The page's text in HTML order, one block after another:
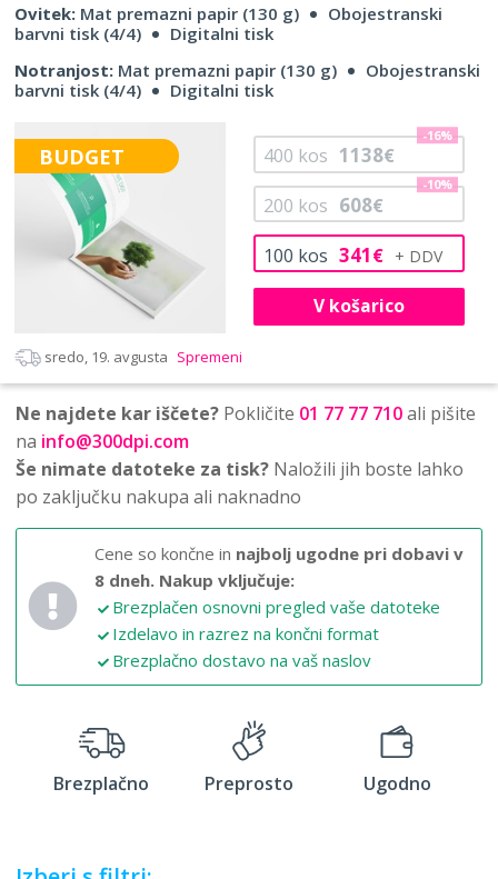
Ovitek: Mat premazni papir (130 g)
Obojestranski
barvni tisk (4/4)
Digitalni tisk
Notranjost: Mat premazni papir (130 g)
Obojestranski
barvni tisk (4/4)
Digitalni tisk
BUDGET
100 kos 341€
200 kos 608€
-10%
400 kos 1138€
-16%
V košarico
sredo, 19. avgusta Spremeni
Ne najdete kar iščete? Pokličite 01 77 77 710ali pišite
na info@300dpi.com
Še nimate datoteke za tisk? Naložili jih boste lahko
po zaključku nakupa ali naknadno
Cene so končne in najbolj ugodne pri dobavi v
8 dneh. Nakup vključuje:
Brezplačen osnovni pregled vaše datoteke
Izdelavo in razrez na končni format
Brezplačno dostavo na vaš naslov
Brezplačno Preprosto Ugodno